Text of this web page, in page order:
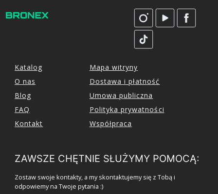
Katalog
O nas
Blog
FAQ
Kontakt
Mapa witryny
Dostawa i płatność
Umowa publiczna
Polityka prywatności
Współpraca
ZAWSZE CHĘTNIE SŁUŻYMY POMOCĄ:
Zostaw swoje kontakty, a my skontaktujemy się z Tobą i
odpowiemy na Twoje pytania :)